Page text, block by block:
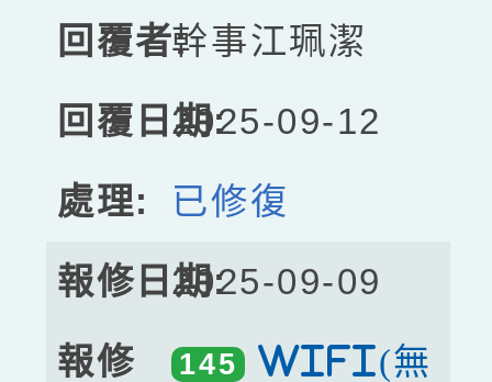
幹事江珮潔
2025-09-12
已修復
2025-09-09
145
WIFI(無